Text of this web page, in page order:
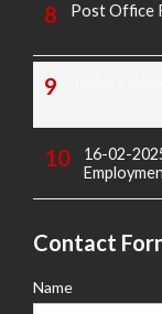
Post Office
16-02-
Contact
Name